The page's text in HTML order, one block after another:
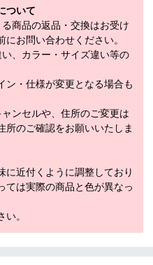
30％
幅 51.5、肩幅 46、袖丈 62.5
身幅 54、肩幅 48、袖丈 64
身幅 56.5、肩幅 50、袖丈
異なり、衣類未着用時の身体サ
の身長、ウエストなどにあわせ
です。サイズ目安とは異なりま
があります。
ついて
商品の返品・交換はお受け
お問い合わせください。
、カラー・サイズ違い等の
ン・仕様が変更となる場合も
ンセルや、住所のご変更は
所のご確認をお願いいたしま
近付くように調整しており
ては実際の商品と色が異なっ
。